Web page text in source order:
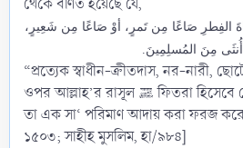
صَاعًا مِن تَمرٍ، أوْ صَاعًا مِن شَعِيرٍ،
مِنَ المُسلِمِينَ.
“প্রত্যেক স্বাধীন-ক্রীতদাস, নর-নারী,
ওপর আল্লাহ’র রাসূল ﷺ ফিতরা হিসেবে খেজুর হোক অথবা যব হোক
তা এক সা‘ পরিমাণ আদায় করা ফরজ
১৫০৩; সাহীহ মুসলিম, হা/৯৮৪]